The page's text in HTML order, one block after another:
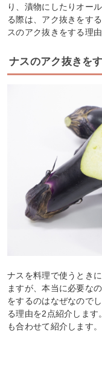
り、漬物にしたりオー
る際は、アク抜きをす
スのアク抜きをする理
ナスのアク抜きを
ナスを料理で使うとき
ますが、本当に必要な
をするのはなぜなので
る理由を2点紹介しま
も合わせて紹介します。